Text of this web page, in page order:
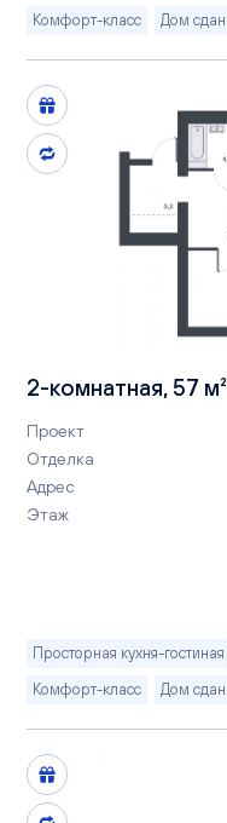
Комфорт-класс
Дом сдан
2-комнатная, 57 м²
Проект
Отделка
Адрес
Этаж
Просторная кухня-гостиная
Комфорт-класс
Дом сдан